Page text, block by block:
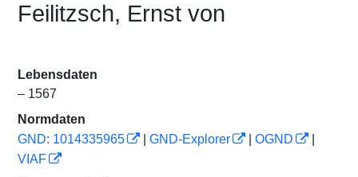
Feilitzsch, Ernst von
Lebensdaten
– 1567
Normdaten
GND: 1014335965
GND-Explorer OGND
VIAF